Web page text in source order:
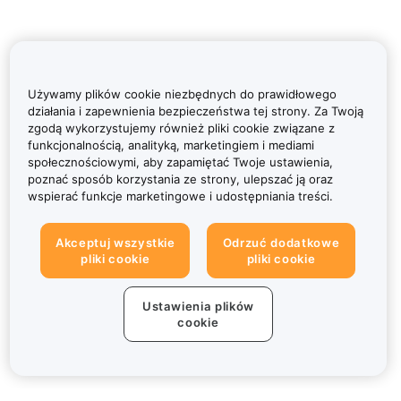
Używamy plików cookie niezbędnych do prawidłowego
działania i zapewnienia bezpieczeństwa tej strony. Za Twoją
zgodą wykorzystujemy również pliki cookie związane z
funkcjonalnością, analityką, marketingiem i mediami
społecznościowymi, aby zapamiętać Twoje ustawienia,
poznać sposób korzystania ze strony, ulepszać ją oraz
wspierać funkcje marketingowe i udostępniania treści.
Akceptuj wszystkie
pliki cookie
Odrzuć dodatkowe
pliki cookie
Ustawienia plików
cookie